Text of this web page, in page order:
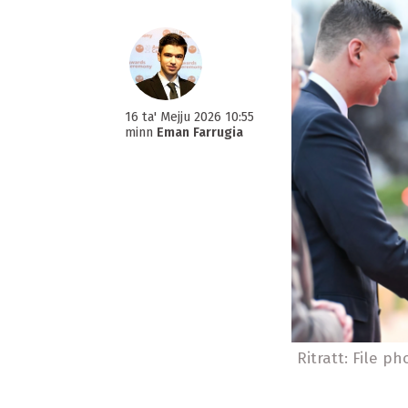
16 ta' Mejju 2026 10:55
minn Eman Farrugia
Ritratt: File